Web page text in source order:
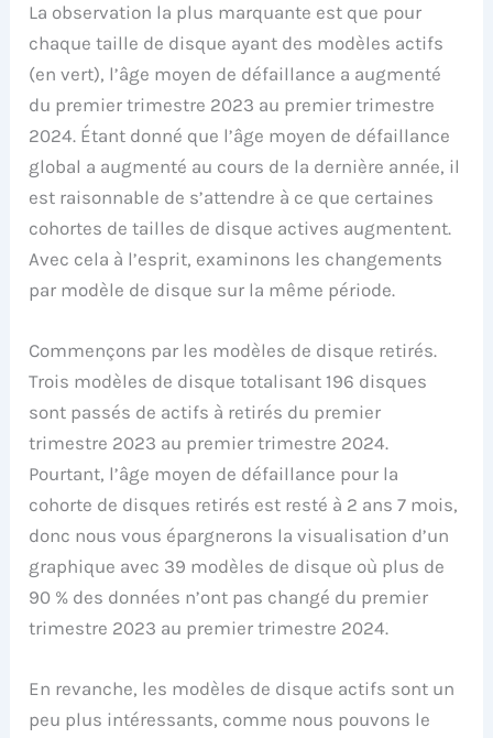
La observation la plus marquante est que pour
chaque taille de disque ayant des modèles actifs
(en vert), l’âge moyen de défaillance a augmenté
du premier trimestre 2023 au premier trimestre
2024. Étant donné que l’âge moyen de défaillance
global a augmenté au cours de la dernière année, il
est raisonnable de s’attendre à ce que certaines
cohortes de tailles de disque actives augmentent.
Avec cela à l’esprit, examinons les changements
par modèle de disque sur la même période.
Commençons par les modèles de disque retirés.
Trois modèles de disque totalisant 196 disques
sont passés de actifs à retirés du premier
trimestre 2023 au premier trimestre 2024.
Pourtant, l’âge moyen de défaillance pour la
cohorte de disques retirés est resté à 2 ans 7 mois,
donc nous vous épargnerons la visualisation d’un
graphique avec 39 modèles de disque où plus de
90 % des données n’ont pas changé du premier
trimestre 2023 au premier trimestre 2024.
En revanche, les modèles de disque actifs sont un
peu plus intéressants, comme nous pouvons le